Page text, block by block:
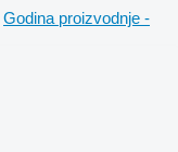
Godina proizvodnje -